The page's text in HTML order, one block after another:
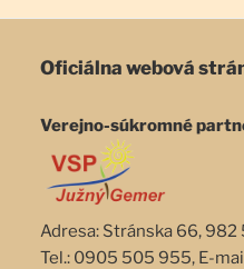
Oficiálna webová
Verejno-súkromné
Adresa: Stránska 66, 982
Tel.: 0905 505 955, E-